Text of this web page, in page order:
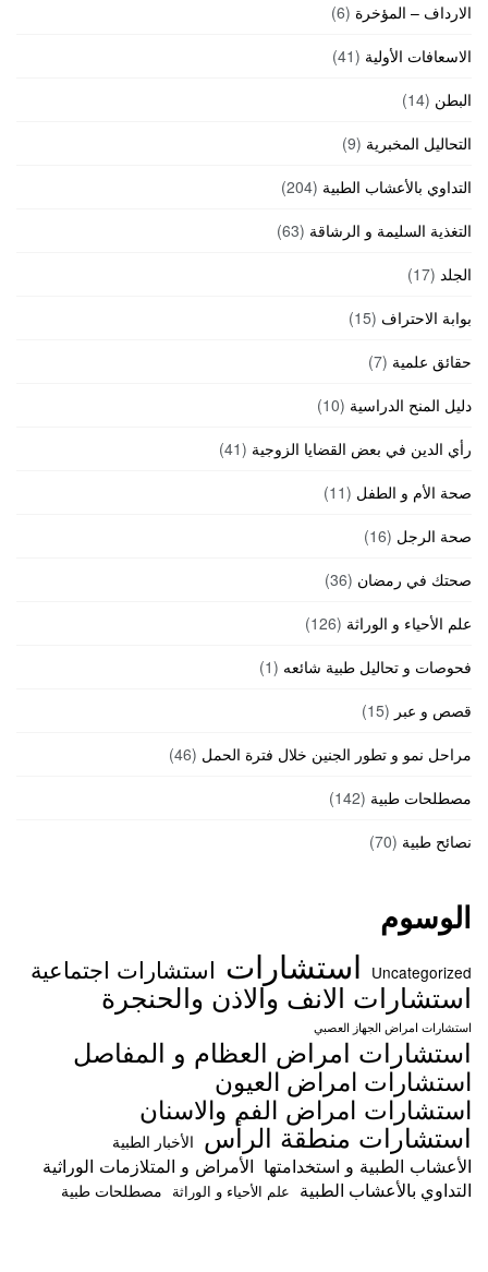
الارداف – المؤخرة (6)
الاسعافات الأولية (41)
البطن (14)
التحاليل المخبرية (9)
التداوي بالأعشاب الطبية (204)
التغذية السليمة و الرشاقة (63)
الجلد (17)
بوابة الاحتراف (15)
حقائق علمية (7)
دليل المنح الدراسية (10)
رأي الدين في بعض القضايا الزوجية (41)
صحة الأم و الطفل (11)
صحة الرجل (16)
صحتك في رمضان (36)
علم الأحياء و الوراثة (126)
فحوصات و تحاليل طبية شائعه (1)
قصص و عبر (15)
مراحل نمو و تطور الجنين خلال فترة الحمل (46)
مصطلحات طبية (142)
نصائح طبية (70)
الوسوم
Uncategorized استشارات استشارات اجتماعية
استشارات الانف والاذن والحنجرة
استشارات امراض الجهاز العصبي
استشارات امراض العظام و المفاصل
استشارات امراض العيون
استشارات امراض الفم والاسنان
استشارات منطقة الرأس الأخبار الطبية
الأعشاب الطبية و استخدامتها الأمراض و المتلازمات الوراثية
التداوي بالأعشاب الطبية علم الأحياء و الوراثة مصطلحات طبية